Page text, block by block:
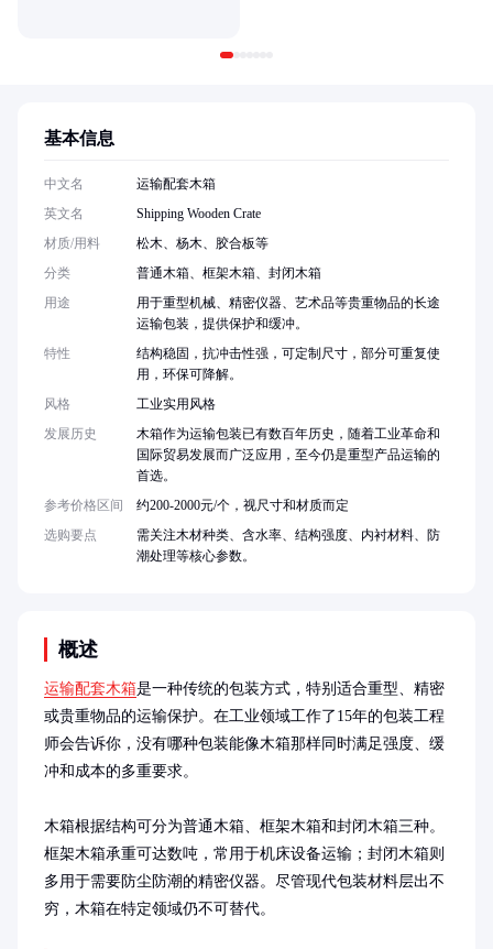
概述
运输配套木箱是一种传统的包装方式，特别适合重型、精密
或贵重物品的运输保护。在工业领域工作了15年的包装工程
师会告诉你，没有哪种包装能像木箱那样同时满足强度、缓
冲和成本的多重要求。
木箱根据结构可分为普通木箱、框架木箱和封闭木箱三种。
框架木箱承重可达数吨，常用于机床设备运输；封闭木箱则
多用于需要防尘防潮的精密仪器。尽管现代包装材料层出不
穷，木箱在特定领域仍不可替代。
基本信息
中文名
运输配套木箱
英文名
Shipping Wooden Crate
材质/用料
松木、杨木、胶合板等
分类
普通木箱、框架木箱、封闭木箱
用途
用于重型机械、精密仪器、艺术品等贵重物品的长途
运输包装，提供保护和缓冲。
特性
结构稳固，抗冲击性强，可定制尺寸，部分可重复使
用，环保可降解。
风格
工业实用风格
发展历史
木箱作为运输包装已有数百年历史，随着工业革命和
国际贸易发展而广泛应用，至今仍是重型产品运输的
首选。
参考价格区间
约200-2000元/个，视尺寸和材质而定
选购要点
需关注木材种类、含水率、结构强度、内衬材料、防
潮处理等核心参数。